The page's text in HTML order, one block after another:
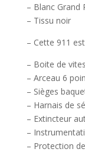
– Blanc Grand
– Tissu noir
– Cette 911
– Boite de
– Arceau 6
– Sièges
– Harnais de
– Extincteur
–
– Protection